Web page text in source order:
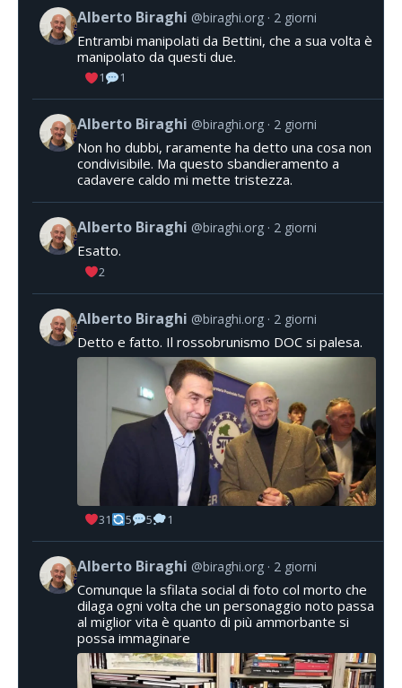
Alberto Biraghi @biraghi.org 2 giorni
Entrambi manipolati da Bettini, che a sua volta è
manipolato da questi due.
1 1
Alberto Biraghi @biraghi.org 2 giorni
Non ho dubbi, raramente ha detto una cosa non
condivisibile. Ma questo sbandieramento a
cadavere caldo mi mette tristezza.
Alberto Biraghi @biraghi.org 2 giorni
Esatto.
2
Alberto Biraghi @biraghi.org 2 giorni
Detto e fatto. Il rossobrunismo DOC si palesa.
31 5 5 1
Alberto Biraghi @biraghi.org 2 giorni
Comunque la sfilata social di foto col morto che
dilaga ogni volta che un personaggio noto passa
al miglior vita è quanto di più ammorbante si
possa immaginare